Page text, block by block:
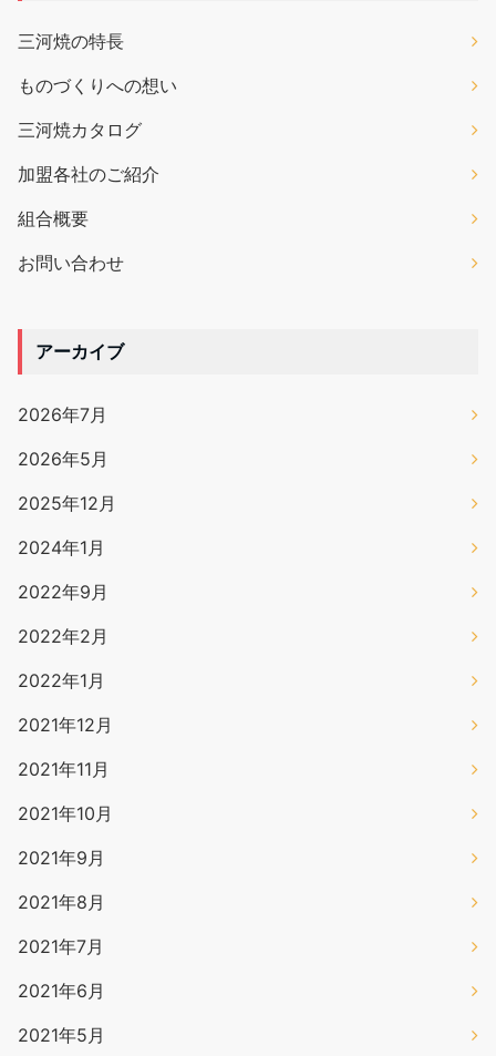
三河焼の特長
ものづくりへの想い
三河焼カタログ
加盟各社のご紹介
組合概要
お問い合わせ
アーカイブ
2026年7月
2026年5月
2025年12月
2024年1月
2022年9月
2022年2月
2022年1月
2021年12月
2021年11月
2021年10月
2021年9月
2021年8月
2021年7月
2021年6月
2021年5月